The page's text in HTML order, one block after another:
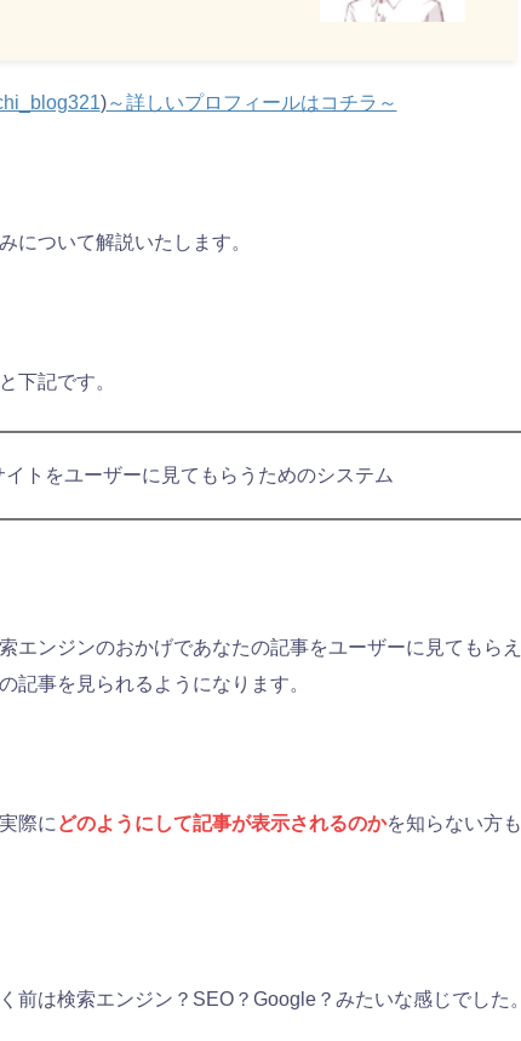
)～詳しいプロフィールはコチラ～
について解説いたします。
下記です。
トをユーザーに見てもらうためのシステム
エンジンのおかげであなたの記事をユーザーに見てもらえ
記事を見られるようになります。
際に どのようにして記事が表示されるのかを知らない方も
前は検索エンジン？SEO？Google？みたいな感じでした。